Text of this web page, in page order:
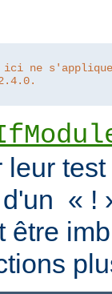
ici ne
leur
« !
être